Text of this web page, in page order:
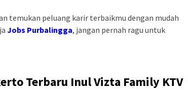
temukan peluang karir terbaikmu dengan mudah
Jobs Purbalingga, jangan pernah ragu untuk
Terbaru Inul Vizta Family KTV